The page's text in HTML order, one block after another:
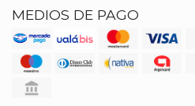
MEDIOS DE PAGO